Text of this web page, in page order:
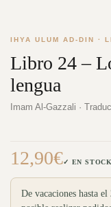
IHYA ULUM AD-DIN ·
Libro 24 –
lengua
Imam Al-Gazzali ·
12,90€✓ EN STOCK
De vacaciones hasta el